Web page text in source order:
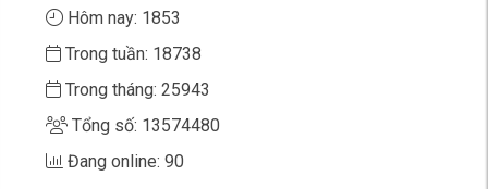
Hôm nay: 1853
Trong tuần: 18738
Trong tháng: 25943
Tổng số: 13574480
Đang online: 90